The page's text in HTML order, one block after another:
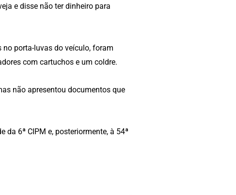
e disse não ter dinheiro para
porta-luvas do veículo, foram
com cartuchos e um coldre.
não apresentou documentos que
da 6ª CIPM e, posteriormente, à 54ª